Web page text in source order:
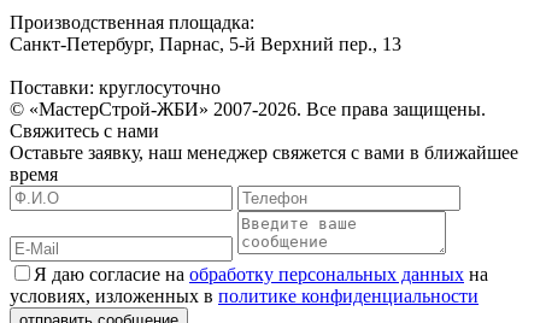
Производственная площадка:
Санкт-Петербург, Парнас, 5-й Верхний пер., 13
Поставки: круглосуточно
© «МастерСтрой-ЖБИ» 2007-2026. Все права защищены.
Свяжитесь с нами
Оставьте заявку, наш менеджер свяжется с вами в ближайшее
время
Я даю согласие на обработку персональных данных на
условиях, изложенных в политике конфиденциальности